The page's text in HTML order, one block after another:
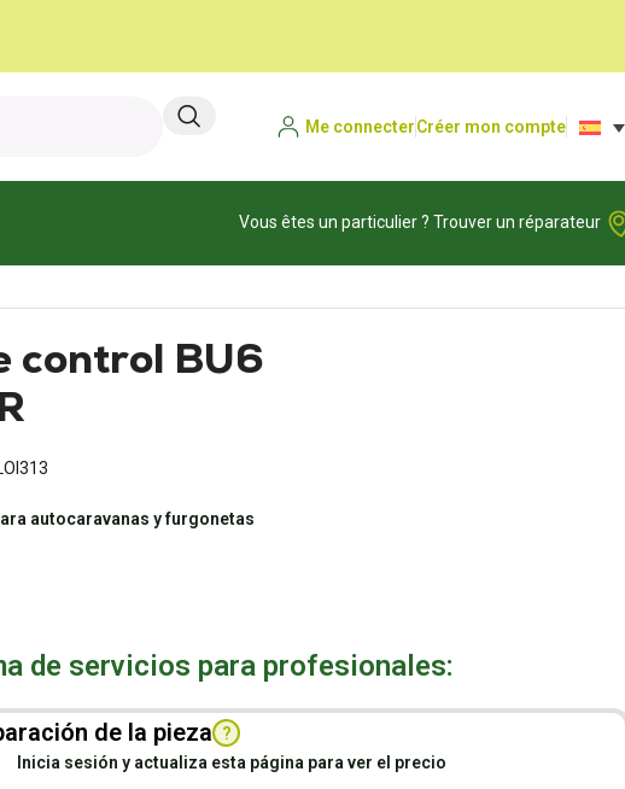
Me connecterCréer mon compte
Vous êtes un particulier ? Trouver un réparateur
control BU6
autocaravanas y furgonetas
de servicios para profesionales:
de la pieza ?
Inicia sesión y actualiza esta página para ver el precio